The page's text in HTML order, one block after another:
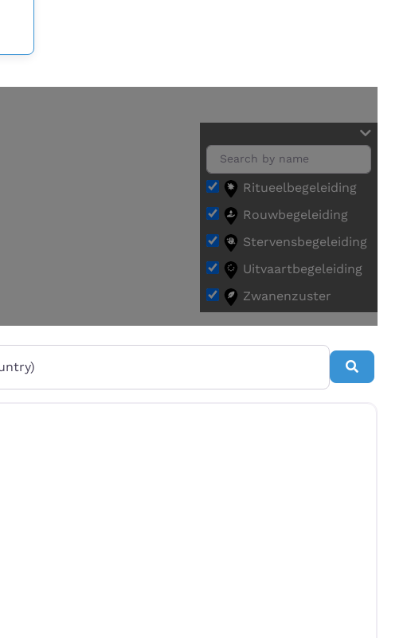
Ritueelbegeleiding
Rouwbegeleiding
Stervensbegeleiding
Uitvaartbegeleiding
Zwanenzuster